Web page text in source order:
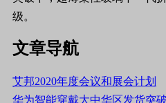
级。
文章导航
艾邦2020年度会议和展会计划
华为智能穿戴大中华区发货突